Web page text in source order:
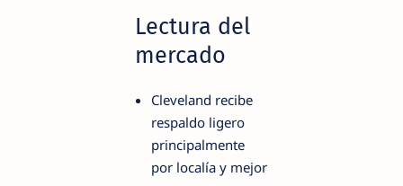
Lectura del
mercado
Cleveland recibe
respaldo ligero
principalmente
por localía y mejor